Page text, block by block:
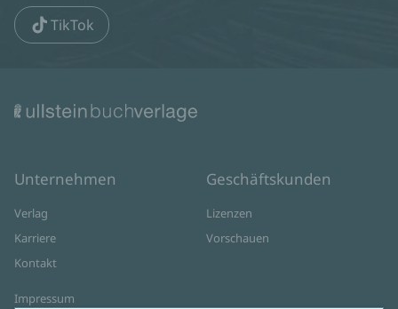
TikTok
Unternehmen
Verlag
Karriere
Kontakt
Impressum
Geschäftskunden
Lizenzen
Vorschauen